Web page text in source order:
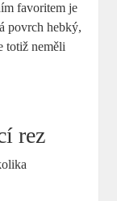
favoritem je
povrch hebký,
totiž neměli
rez